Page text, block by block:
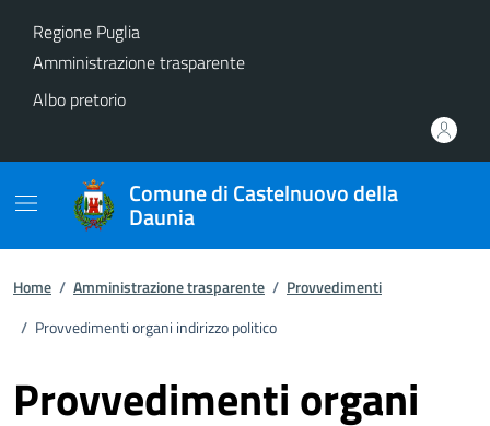
Regione Puglia
Amministrazione trasparente
Albo pretorio
Comune di Castelnuovo della
Daunia
Home / Amministrazione trasparente / Provvedimenti
/ Provvedimenti organi indirizzo politico
Provvedimenti organi